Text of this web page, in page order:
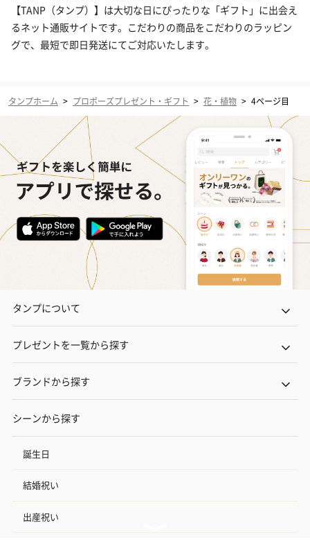
【TANP（タンプ）】は大切な日にぴったりな「ギフト」に出会え
るネット通販サイトです。こだわりの商品をこだわりのラッピン
グで、最短で即日発送にてご対応いたします。
タンプホーム > プロポーズプレゼント・ギフト > 花・植物 > 4ページ目
タンプについて
プレゼントを一覧から探す
ブランドから探す
シーンから探す
誕生日
結婚祝い
出産祝い